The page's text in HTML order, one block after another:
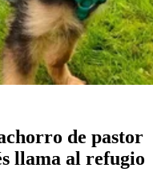
de pastor
llama al refugio